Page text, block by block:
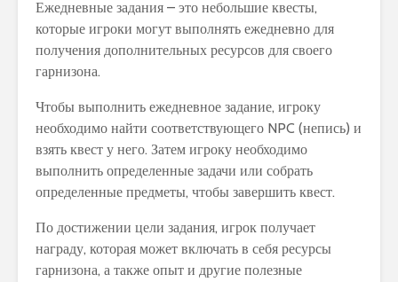
Ежедневные задания – это небольшие квесты,
которые игроки могут выполнять ежедневно для
получения дополнительных ресурсов для своего
гарнизона.
Чтобы выполнить ежедневное задание, игроку
необходимо найти соответствующего NPC (непись) и
взять квест у него. Затем игроку необходимо
выполнить определенные задачи или собрать
определенные предметы, чтобы завершить квест.
По достижении цели задания, игрок получает
награду, которая может включать в себя ресурсы
гарнизона, а также опыт и другие полезные